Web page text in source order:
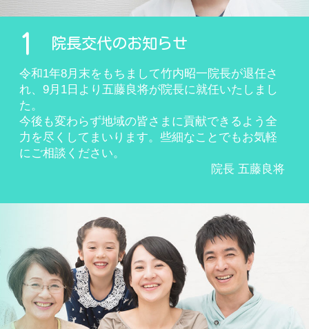
1 院長交代のお知らせ
令和1年8月末をもちまして竹内昭一院長が退任さ
れ、9月1日より五藤良将が院長に就任いたしまし
た。
今後も変わらず地域の皆さまに貢献できるよう全
力を尽くしてまいります。些細なことでもお気軽
にご相談ください。
院長 五藤良将